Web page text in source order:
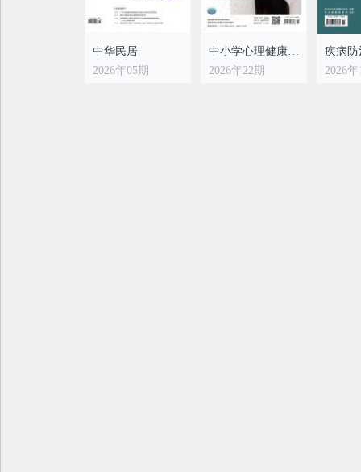
大众健康
2025年04期
大众健康
2025年03期
大众健
2025年
中华民居
2026年05期
中小学心理健康教育
2026年22期
疾病
2026年